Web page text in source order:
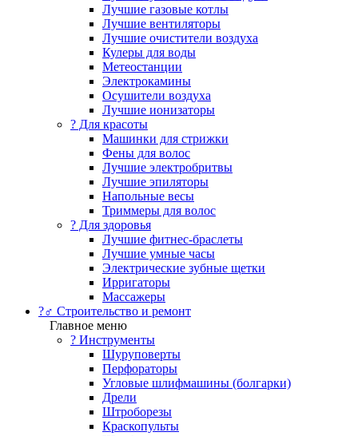
Лучшие газовые котлы
Лучшие вентиляторы
Лучшие очистители воздуха
Кулеры для воды
Метеостанции
Электрокамины
Осушители воздуха
Лучшие ионизаторы
? Для красоты
Машинки для стрижки
Фены для волос
Лучшие электробритвы
Лучшие эпиляторы
Напольные весы
Триммеры для волос
? Для здоровья
Лучшие фитнес-браслеты
Лучшие умные часы
Электрические зубные щетки
Ирригаторы
Массажеры
?‍♂️ Строительство и ремонт
Главное меню
?️ Инструменты
Шуруповерты
Перфораторы
Угловые шлифмашины (болгарки)
Дрели
Штроборезы
Краскопульты